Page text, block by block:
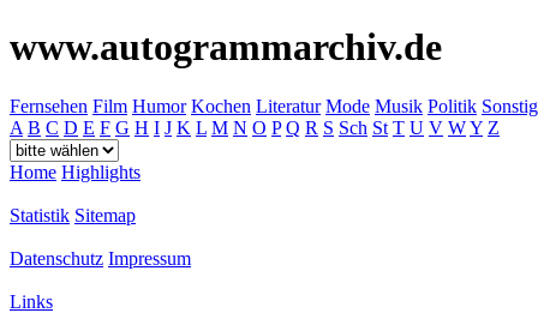
www.autogrammarchiv.de
Fernsehen Film Humor Kochen Literatur Mode Musik Politik
A B C D E F G H I J K L M N O P Q R S Sch St T U V WY Z
Home Highlights
Statistik Sitemap
Datenschutz Impressum
Links